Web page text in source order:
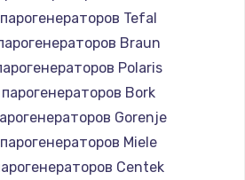
вентилятора
970 руб.
Заказать
таймера
1170 руб.
Tefal
Braun
Polaris
Bork
Gorenje
Miele
Centek